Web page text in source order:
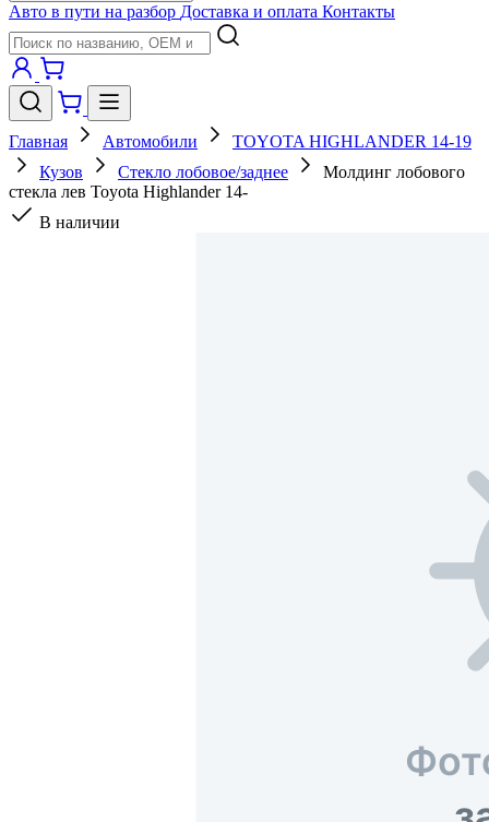
Авто в пути на разбор Доставка и оплата Контакты
Главная Автомобили
TOYOTA HIGHLANDER 14-19
Кузов
Стекло лобовое/заднее
Молдинг лобового
стекла лев Toyota Highlander 14-
В наличии